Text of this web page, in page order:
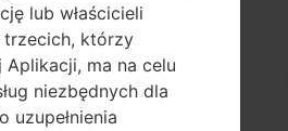
lub właścicieli
trzecich, którzy
ma na celu
niezbędnych dla
uzupełnienia